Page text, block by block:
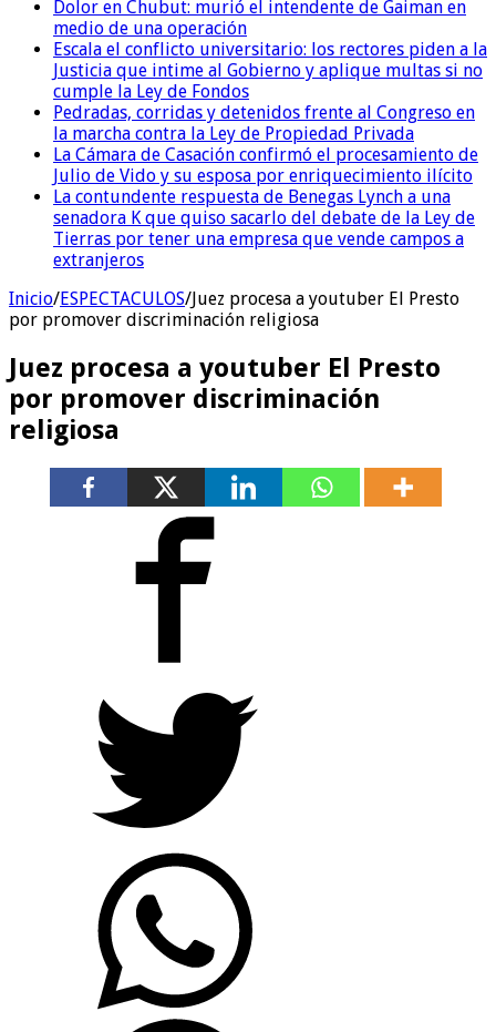
Dolor en Chubut: murió el intendente de Gaiman en
medio de una operación
Escala el conflicto universitario: los rectores piden a la
Justicia que intime al Gobierno y aplique multas si no
cumple la Ley de Fondos
Pedradas, corridas y detenidos frente al Congreso en
la marcha contra la Ley de Propiedad Privada
La Cámara de Casación confirmó el procesamiento de
Julio de Vido y su esposa por enriquecimiento ilícito
La contundente respuesta de Benegas Lynch a una
senadora K que quiso sacarlo del debate de la Ley de
Tierras por tener una empresa que vende campos a
extranjeros
Inicio/ESPECTACULOS/Juez procesa a youtuber El Presto
por promover discriminación religiosa
Juez procesa a youtuber El Presto
por promover discriminación
religiosa